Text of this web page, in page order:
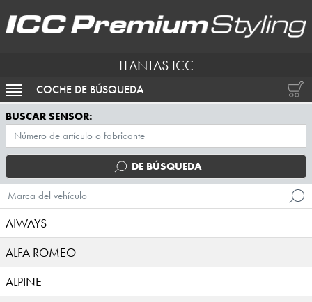
LLANTAS ICC
ACTIVAR NAVEGACIÓN
COCHE DE BÚSQUEDA
BUSCAR SENSOR:
DE BÚSQUEDA
Marca del vehículo
AIWAYS
ALFA ROMEO
ALPINE